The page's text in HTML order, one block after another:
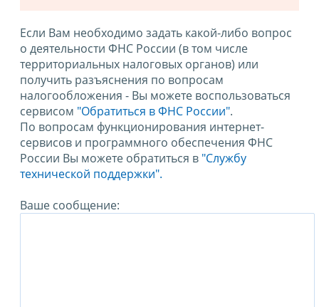
Если Вам необходимо задать какой-либо вопрос
о деятельности ФНС России (в том числе
территориальных налоговых органов) или
получить разъяснения по вопросам
налогообложения - Вы можете воспользоваться
сервисом "Обратиться в ФНС России".
По вопросам функционирования интернет-
сервисов и программного обеспечения ФНС
России Вы можете обратиться в "Службу
технической поддержки".
Ваше сообщение: